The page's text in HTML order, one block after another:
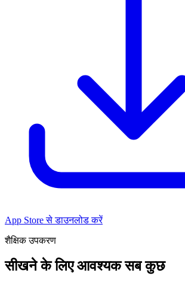
App Store से डाउनलोड करें
शैक्षिक उपकरण
सीखने के लिए आवश्यक सब कुछ